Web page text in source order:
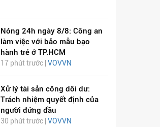
Nóng 24h ngày 8/8: Công an
làm việc với bảo mẫu bạo
hành trẻ ở TP.HCM
17 phút trước | VOVVN
Xử lý tài sản công dôi dư:
Trách nhiệm quyết định của
người đứng đầu
30 phút trước | VOVVN